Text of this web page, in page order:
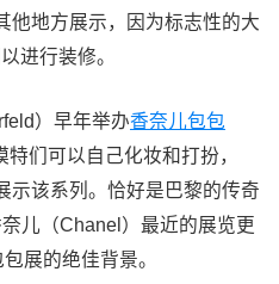
他地方展示，因为标志性的大
进行装修。
）早年举办香奈儿包包
们可以自己化妆和打扮，
示该系列。恰好是巴黎的传奇
儿（Chanel）最近的展览更
展的绝佳背景。